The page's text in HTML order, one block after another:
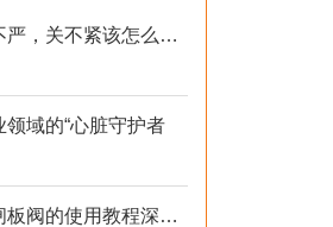
气动双闸板阀关不严，关不紧该怎么办？
域的“心脏守护者
关于金属耐磨双闸板阀的使用教程深度解析